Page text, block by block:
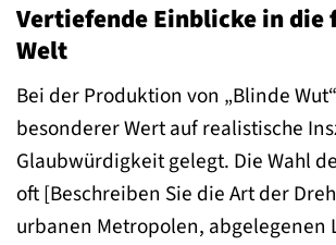
Vertiefende Einblicke in die
Welt
Bei der Produktion von „Blinde
besonderer Wert auf realistische
Glaubwürdigkeit gelegt. Die Wahl
oft [Beschreiben Sie die Art der
urbanen Metropolen, abgelegenen